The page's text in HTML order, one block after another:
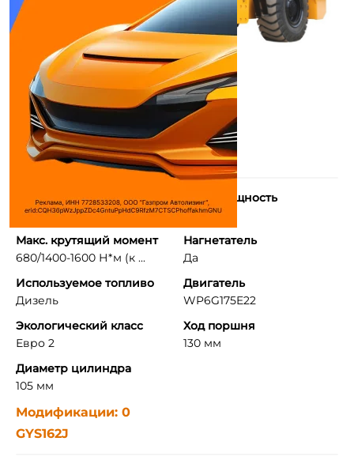
Количество цилиндров
Макс. мощность
175 л.с.
Макс. крутящий момент
680/1400-1600 Н*м (к ...
Нагнетатель
Да
Используемое топливо
Дизель
Двигатель
WP6G175E22
Экологический класс
Евро 2
Ход поршня
130 мм
Диаметр цилиндра
105 мм
Модификации: 0
GYS162J